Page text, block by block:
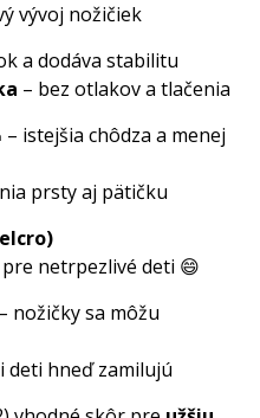
vývoj nožičiek
a dodáva stabilitu
– bez otlakov a tlačenia
– istejšia chôdza a menej
prsty aj pätičku
netrpezlivé deti 😄
– nožičky sa môžu
deti hneď zamilujú